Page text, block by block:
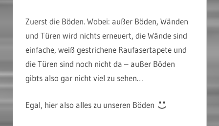
Zuerst die Böden. Wobei: außer Böden, Wänden
und Türen wird nichts erneuert, die Wände sind
einfache, weiß gestrichene Raufasertapete und
die Türen sind noch nicht da – außer Böden
gibts also gar nicht viel zu sehen…
Egal, hier also alles zu unseren Böden